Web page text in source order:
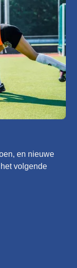
en nieuwe
volgende